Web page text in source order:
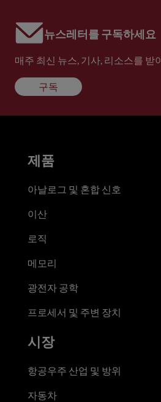
뉴스레터를 구독하세요
매주 최신 뉴스, 기사, 리소스를 받
구독
제품
아날로그 및 혼합 신호
이산
로직
메모리
광전자 공학
프로세서 및 주변 장치
시장
항공우주 산업 및 방위
자동차